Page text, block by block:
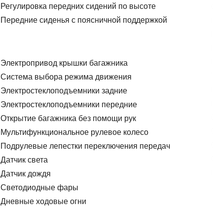
Регулировка передних сидений по высоте
Передние сиденья с поясничной поддержкой
Электропривод крышки багажника
Система выбора режима движения
Электростеклоподъемники задние
Электростеклоподъемники передние
Открытие багажника без помощи рук
Мультифункциональное рулевое колесо
Подрулевые лепестки переключения передач
Датчик света
Датчик дождя
Светодиодные фары
Дневные ходовые огни